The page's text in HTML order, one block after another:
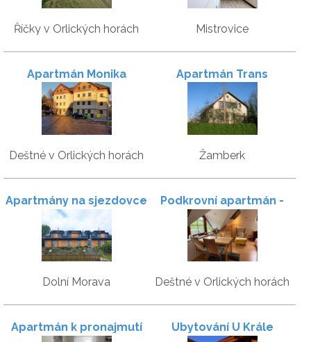
Říčky v Orlických horách Mistrovice
Apartmán Monika
Deštné v Orlických horách
Apartmán Trans
Žamberk
Apartmány na sjezdovce
Dolní Morava
Podkrovní apartmán -
přímo u sjezdovky
Deštné v Orlických horách
Apartmán k pronajmutí Ubytování U Krále